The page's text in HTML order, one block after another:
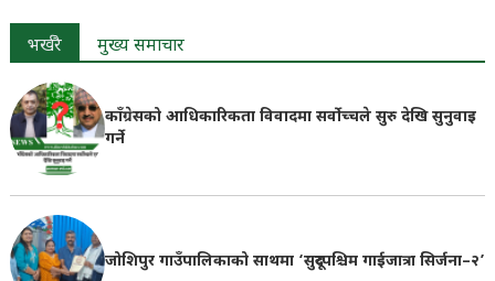
भर्खरै मुख्य समाचार
काँग्रेसको आधिकारिकता विवादमा सर्वोच्चले सुरु देखि सुनुवाइ
गर्ने
जोशिपुर गाउँपालिकाको साथमा ‘सुदूरपश्चिम गाईजात्रा सिर्जना–२’